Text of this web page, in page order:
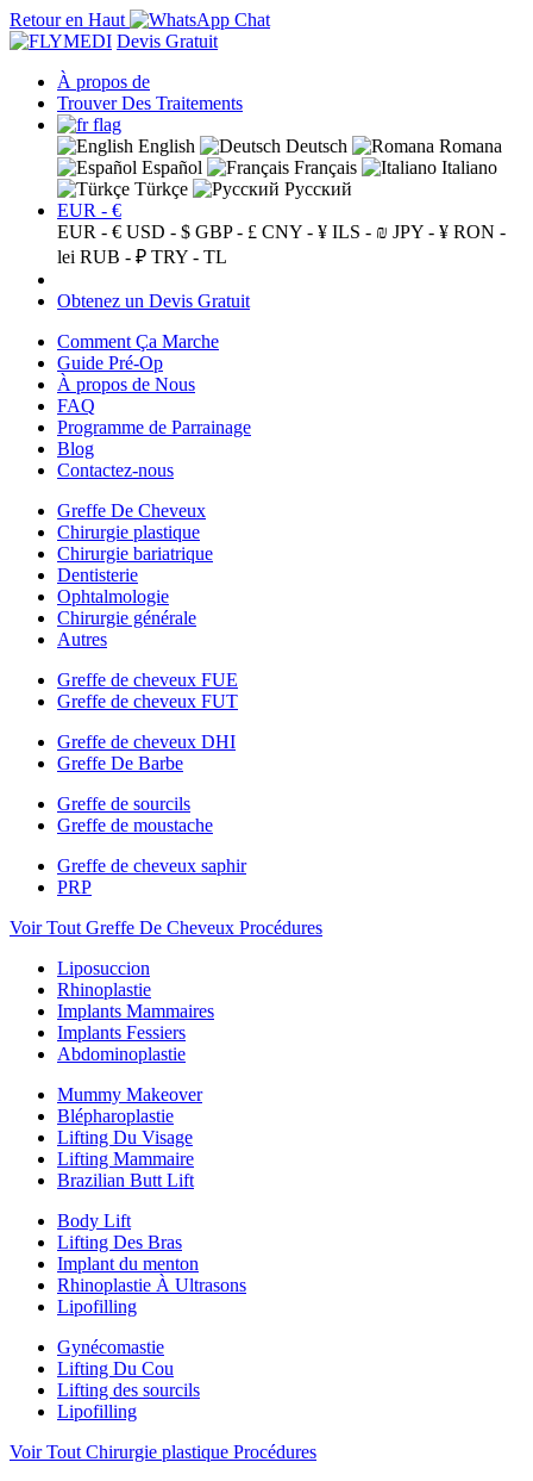
Retour en Haut
Devis Gratuit
À propos de
Trouver Des Traitements
English Deutsch
Romana
Español
Français
Italiano
Türkçe
Русский
EUR - €
EUR - € USD - $ GBP - £ CNY - ¥ ILS - ₪ JPY - ¥ RON -
lei RUB - ₽ TRY - TL
Obtenez un Devis Gratuit
Comment Ça Marche
Guide Pré-Op
À propos de Nous
FAQ
Programme de Parrainage
Blog
Contactez-nous
Greffe De Cheveux
Chirurgie plastique
Chirurgie bariatrique
Dentisterie
Ophtalmologie
Chirurgie générale
Autres
Greffe de cheveux FUE
Greffe de cheveux FUT
Greffe de cheveux DHI
Greffe De Barbe
Greffe de sourcils
Greffe de moustache
Greffe de cheveux saphir
PRP
Voir Tout Greffe De Cheveux Procédures
Liposuccion
Rhinoplastie
Implants Mammaires
Implants Fessiers
Abdominoplastie
Mummy Makeover
Blépharoplastie
Lifting Du Visage
Lifting Mammaire
Brazilian Butt Lift
Body Lift
Lifting Des Bras
Implant du menton
Rhinoplastie À Ultrasons
Lipofilling
Gynécomastie
Lifting Du Cou
Lifting des sourcils
Lipofilling
Voir Tout Chirurgie plastique Procédures